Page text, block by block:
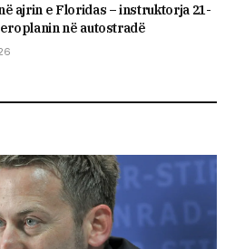
ajrin e Floridas – instruktorja 21-
në autostradë